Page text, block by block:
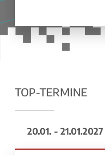
TOP-TERMINE
20.01. - 21.01.2027